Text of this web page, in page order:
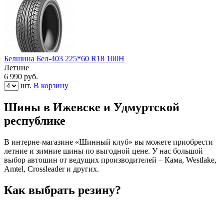
Белшина Бел-403 225*60 R18 100H
Летние
6 990 руб.
шт. В корзину
Шины в Ижевске и Удмуртской
республике
В интерне-магазине «Шинный клуб» вы можете приобрести
летние и зимние шины по выгодной цене. У нас большой
выбор автошин от ведущих производителей – Кама, Westlake,
Amtel, Crossleader и других.
Как выбрать резину?